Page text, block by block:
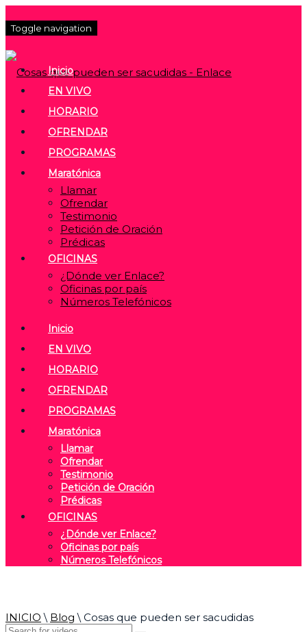
Toggle navigation
Inicio
EN VIVO
HORARIO
OFRENDAR
PROGRAMAS
Maratónica
Llamar
Ofrendar
Testimonio
Petición de Oración
Prédicas
OFICINAS
¿Dónde ver Enlace?
Oficinas por país
Números Telefónicos
Inicio
EN VIVO
HORARIO
OFRENDAR
PROGRAMAS
Maratónica
Llamar
Ofrendar
Testimonio
Petición de Oración
Prédicas
OFICINAS
¿Dónde ver Enlace?
Oficinas por país
Números Telefónicos
INICIO \ Blog \ Cosas que pueden ser sacudidas